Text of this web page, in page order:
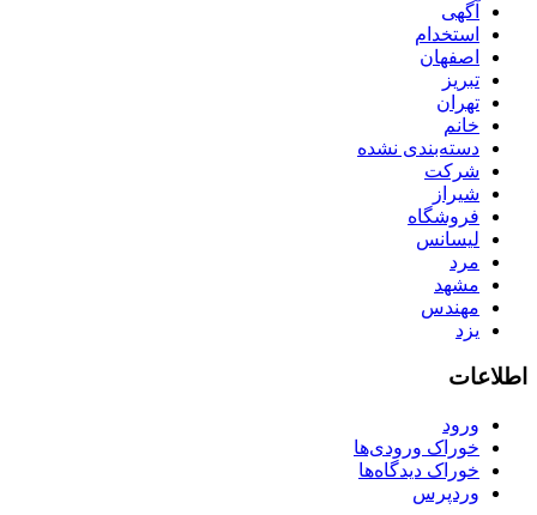
آگهی
استخدام
اصفهان
تبریز
تهران
خانم
دسته‌بندی نشده
شرکت
شیراز
فروشگاه
لیسانس
مرد
مشهد
مهندس
یزد
اطلاعات
ورود
خوراک ورودی‌ها
خوراک دیدگاه‌ها
وردپرس